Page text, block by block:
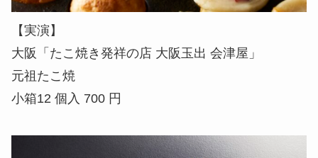
【実演】
大阪「たこ焼き発祥の店 大阪玉出 会津屋」
元祖たこ焼
小箱12 個入 700 円